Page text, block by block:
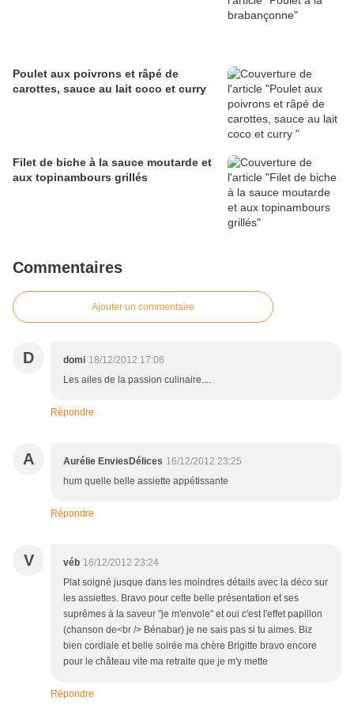
Poulet aux poivrons et râpé de
carottes, sauce au lait coco et curry
Filet de biche à la sauce moutarde et
aux topinambours grillés
Commentaires
Ajouter un commentaire
D domi 18/12/2012 17:06
Les ailes de la passion culinaire....
Répondre
A Aurélie EnviesDélices 16/12/2012 23:25
hum quelle belle assiette appétissante
Répondre
V véb 16/12/2012 23:24
Plat soigné jusque dans les moindres détails avec la déco sur
les assiettes. Bravo pour cette belle présentation et ses
suprêmes à la saveur "je m'envole" et oui c'est l'effet papillon
(chanson de<br /> Bénabar) je ne sais pas si tu aimes. Biz
bien cordiale et belle soirée ma chère Brigitte bravo encore
pour le château vite ma retraite que je m'y mette
Répondre